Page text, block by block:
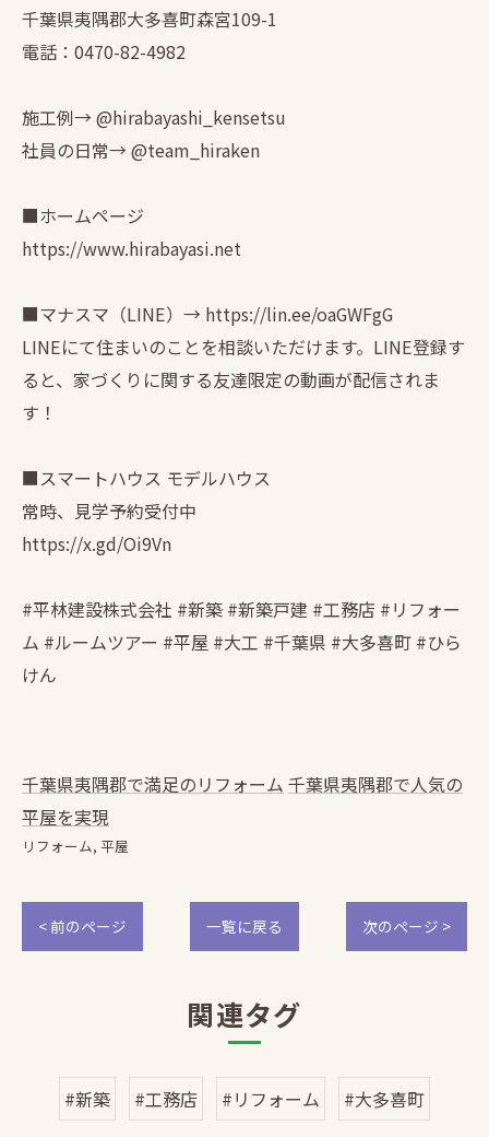
千葉県夷隅郡大多喜町森宮109-1
電話：0470-82-4982
施工例→ @hirabayashi_kensetsu
社員の日常→ @team_hiraken
■ホームページ
https://www.hirabayasi.net
■マナスマ（LINE）→ https://lin.ee/oaGWFgG
LINEにて住まいのことを相談いただけます。LINE登録す
ると、家づくりに関する友達限定の動画が配信されま
す！
■スマートハウス モデルハウス
常時、見学予約受付中
https://x.gd/Oi9Vn
#平林建設株式会社 #新築 #新築戸建 #工務店 #リフォー
ム #ルームツアー #平屋 #大工 #千葉県 #大多喜町 #ひら
けん
千葉県夷隅郡で満足のリフォーム 千葉県夷隅郡で人気の
平屋を実現
リフォーム 平屋
< 前のページ 一覧に戻る 次のページ >
関連タグ
#新築 #工務店 #リフォーム #大多喜町